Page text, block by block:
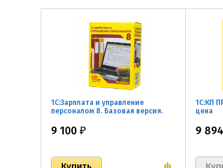
1С:Зарплата и управление
персоналом 8. Базовая версия.
9 100 ₽
1С:КП
цена
9